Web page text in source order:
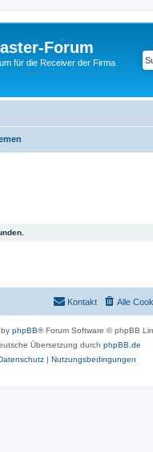
Forum
für die Receiver der Firma
Alle
Kontakt
phpBB® Forum Software © phpBB
Übersetzung durch phpBB.de
| Nutzungsbedingungen